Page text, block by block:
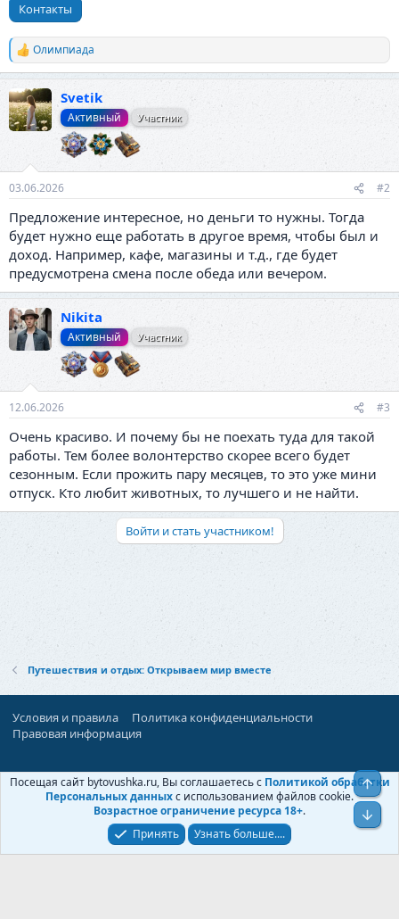
Контакты
Р
е
к
ц
и
Олимпиада
Svetik
Активный Участник
03.06.2026 #2
Предложение интересное, но деньги то нужны. Тогда
будет нужно еще работать в другое время, чтобы был и
доход. Например, кафе, магазины и т.д., где будет
предусмотрена смена после обеда или вечером.
Nikita
Активный Участник
12.06.2026 #3
Очень красиво. И почему бы не поехать туда для такой
работы. Тем более волонтерство скорее всего будет
сезонным. Если прожить пару месяцев, то это уже мини
отпуск. Кто любит животных, то лучшего и не найти.
Войти и стать участником!
Путешествия и отдых: Открываем мир вместе
Условия и правила
Политика конфиденциальности
Правовая информация
При поддержке:«Ностальгист»
© Бытовушка, 2025-2026
Посещая сайт bytovushka.ru, Вы соглашаетесь с Политикой обработки
Персональных данныхс использованием файлов cookie.
Возрастное ограничение ресурса 18+.
Принять
Узнать больше....
Верх